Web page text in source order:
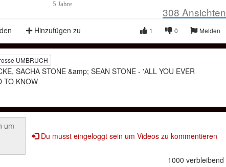
5 Jahre
308 Ansichten
Hinzufügen zu Melden
0
1
UMBRUCH
SACHA STONE &amp; SEAN STONE - 'ALL YOU EVER
TO KNOW
Du musst eingeloggt sein um Videos zu kommentieren
1000 verbleibend